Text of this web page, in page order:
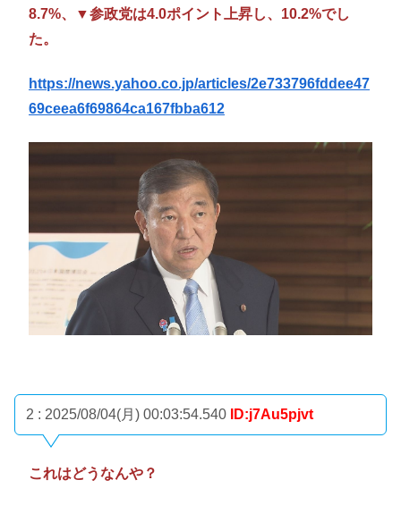
8.7%、▼参政党は4.0ポイント上昇し、10.2%でし
た。
https://news.yahoo.co.jp/articles/2e733796fddee47
69ceea6f69864ca167fbba612
2 : 2025/08/04(月) 00:03:54.540 ID:j7Au5pjvt
これはどうなんや？